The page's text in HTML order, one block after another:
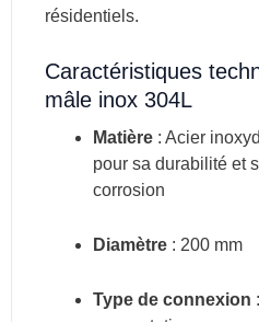
résidentiels.
Caractéristiques
mâle inox 304L
Matière: Acier
pour sa durabilité et
corrosion
Diamètre: 200 mm
Type de connexion